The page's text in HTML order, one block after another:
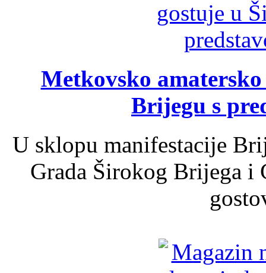
Metkovsko
Brijegu s
U sklopu manifestacije
Grada Širokog Brijega